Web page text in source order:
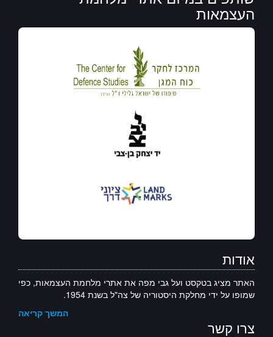
העצמאות
אודות
האתר מציג בטקסט ועל גבי מפה את אתרי מלחמת העצמאות, כפי
שמופו על ידי מחלקת היסטוריה של צה"ל בשנת 1954.
המשך קריאה
צרו קשר